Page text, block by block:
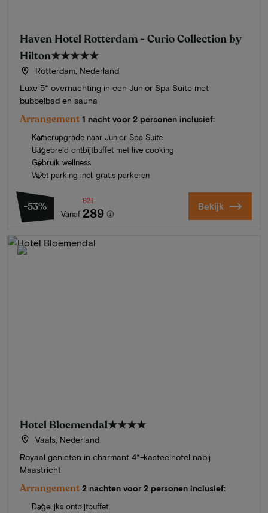
Haven Hotel Rotterdam - Curio Collection by
Hilton★★★★★
Rotterdam, Nederland
Luxe 5* overnachting in een Junior Spa Suite met
bubbelbad en sauna
Arrangement 1 nacht voor 2 personen inclusief:
Kamerupgrade naar Junior Spa Suite
Uitgebreid ontbijtbuffet met live cooking
Gebruik wellness
Valet parking incl. gratis parkeren
-53%
Vanaf
621
289 Bekijk
Hotel Bloemendal★★★★
Vaals, Nederland
Royaal genieten in charmant 4*-kasteelhotel nabij
Maastricht
Arrangement 2 nachten voor 2 personen inclusief:
Dagelijks ontbijtbuffet